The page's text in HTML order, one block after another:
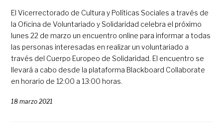
El Vicerrectorado de Cultura y Políticas Sociales a través de
la Oficina de Voluntariado y Solidaridad celebra el próximo
lunes 22 de marzo un encuentro online para informar a todas
las personas interesadas en realizar un voluntariado a
través del Cuerpo Europeo de Solidaridad. El encuentro se
llevará a cabo desde la plataforma Blackboard Collaborate
en horario de 12:00 a 13:00 horas.
18 marzo 2021